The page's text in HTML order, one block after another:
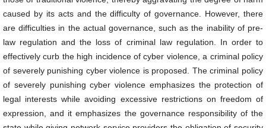
caused by its acts and the difficulty of governance. However, there
are difficulties in the actual governance, such as the inability of pre-
law regulation and the loss of criminal law regulation. In order to
effectively curb the high incidence of cyber violence, a criminal policy
of severely punishing cyber violence is proposed. The criminal policy
of severely punishing cyber violence emphasizes the protection of
legal interests while avoiding excessive restrictions on freedom of
expression, and it emphasizes the governance responsibility of the